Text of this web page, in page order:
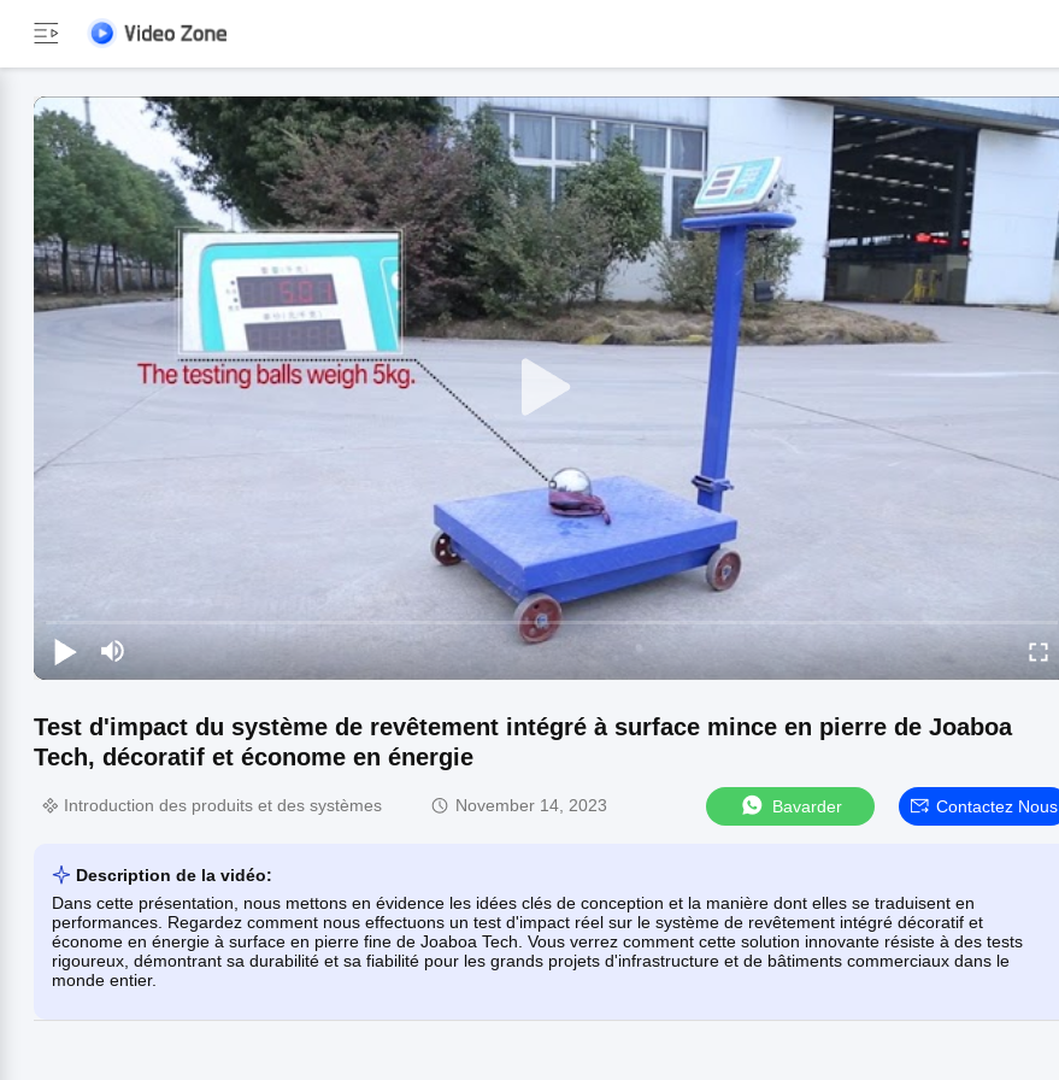
Test d'impact du système de revêtement intégré à surface mince en pierre de Joaboa
Tech, décoratif et économe en énergie
Introduction des produits et des systèmes November 14, 2023 Bavarder Contactez Nous
Description de la vidéo:
Dans cette présentation, nous mettons en évidence les idées clés de conception et la manière dont elles se traduisent en
performances. Regardez comment nous effectuons un test d'impact réel sur le système de revêtement intégré décoratif et
économe en énergie à surface en pierre fine de Joaboa Tech. Vous verrez comment cette solution innovante résiste à des tests
rigoureux, démontrant sa durabilité et sa fiabilité pour les grands projets d'infrastructure et de bâtiments commerciaux dans le
monde entier.